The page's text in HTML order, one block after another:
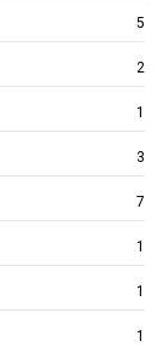
5
2
1
3
7
1
1
1